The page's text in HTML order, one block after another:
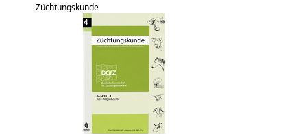
Züchtungskunde